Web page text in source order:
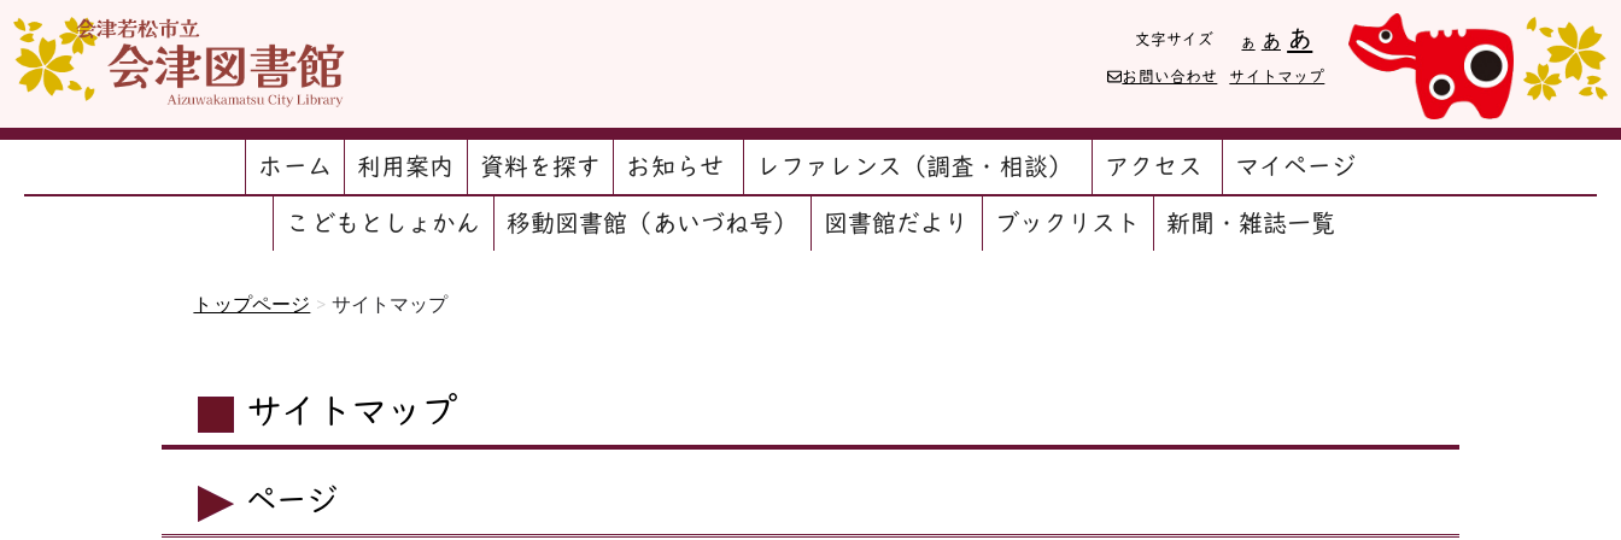
文字サイズ あ
Decrease
font
size.
あ Reset
あ Increase
font
お問い合わせ サイトマップ
ホーム 利用案内 資料を探す お知らせ レファレンス（調査・相談） アクセス マイページ
こどもとしょかん 移動図書館（あいづね号） 図書館だより ブックリスト 新聞・雑誌一覧
トップページ > サイトマップ
サイトマップ
ページ